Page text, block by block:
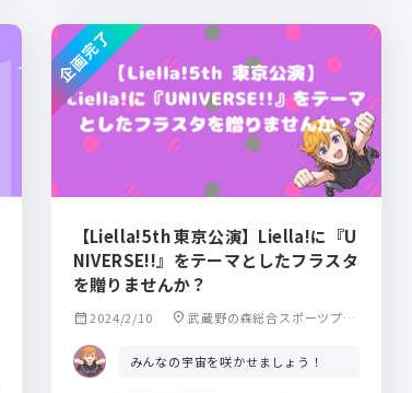
【Liella!5th 東京公演】Liella!に『U
NIVERSE!!』をテーマとしたフラスタ
を贈りませんか？
calendar_month2024/2/10 location_on 武蔵野の森総合スポーツプラ
みんなの宇宙を咲かせましょう！
企画完了